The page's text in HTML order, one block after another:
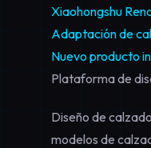
Xiaohongshu
Adaptación de
Nuevo producto
Plataforma de
Diseño de
modelos de